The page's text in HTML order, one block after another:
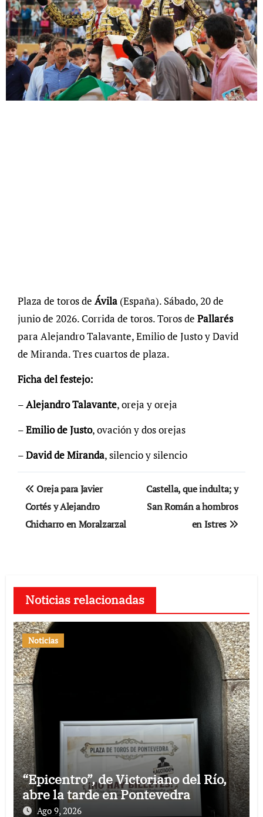
Plaza de toros de Ávila(España). Sábado, 20 de
junio de 2026. Corrida de toros. Toros de Pallarés
para Alejandro Talavante, Emilio de Justo y David
de Miranda. Tres cuartos de plaza.
Ficha del festejo:
–Alejandro Talavante, oreja y oreja
–Emilio de Justo, ovación y dos orejas
–David de Miranda, silencio y silencio
Navegación
de
entradas
Oreja para Javier
Cortés y Alejandro
Chicharro en Moralzarzal
Castella, que indulta; y
San Román a hombros
en Istres
Noticias relacionadas
Noticias
“Epicentro”, de Victoriano del Río,
abre la tarde en Pontevedra
Ago 9, 2026